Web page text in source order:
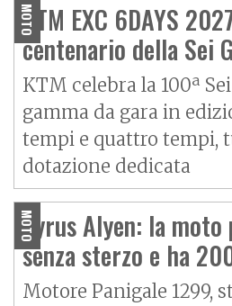
MOTO
KTM EXC 6DAYS
centenario della Sei
KTM celebra la 100ª
gamma da gara in
tempi e quattro tempi,
dotazione dedicata
MOTO
Vyrus Alyen: la
senza sterzo e ha
Motore Panigale 1299,